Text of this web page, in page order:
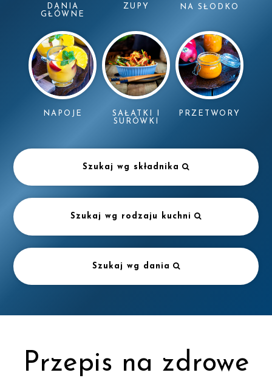
DANIA
GŁÓWNE
ZUPY NA SŁODKO
NAPOJE
SAŁATKI I
SURÓWKI
PRZETWORY
Szukaj wg składnika
Szukaj wg rodzaju kuchni
Szukaj wg dania
Przepis na zdrowe